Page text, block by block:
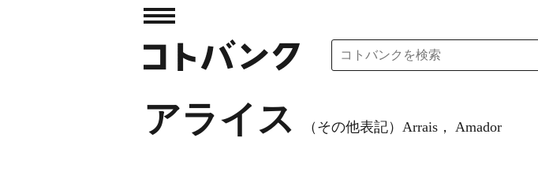
アライス （その他表記）Arrais， Amador